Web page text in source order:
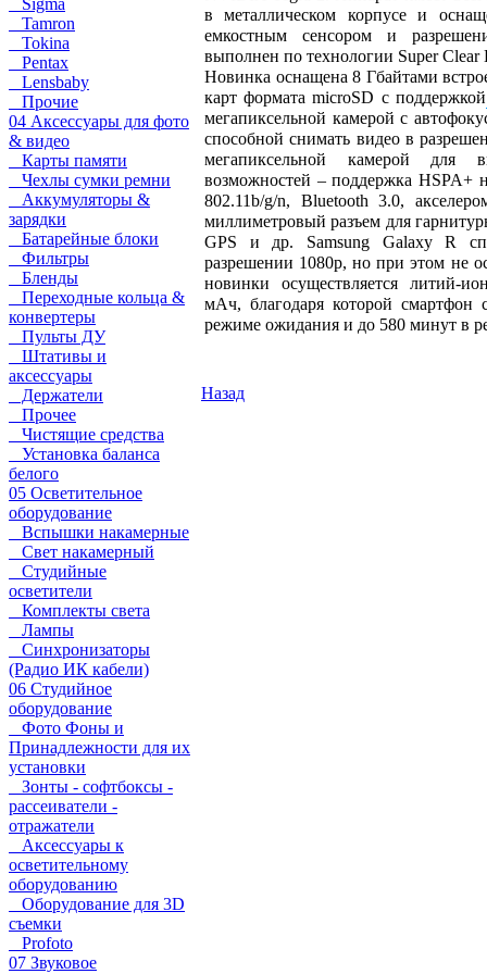
Sigma
Tamron
Tokina
Pentax
Lensbaby
Прочие
04 Аксессуары для фото
& видео
Карты памяти
Чехлы сумки ремни
Аккумуляторы &
зарядки
Батарейные блоки
Фильтры
Бленды
Переходные кольца &
конвертеры
Пульты ДУ
Штативы и
аксессуары
Держатели
Прочее
Чистящие средства
Установка баланса
белого
05 Осветительное
оборудование
Вспышки накамерные
Свет накамерный
Студийные
осветители
Комплекты света
Лампы
Синхронизаторы
(Радио ИК кабели)
06 Студийное
оборудование
Фото Фоны и
Принадлежности для их
установки
Зонты - софтбоксы -
рассеиватели -
отражатели
Аксессуары к
осветительному
оборудованию
Оборудование для 3D
съемки
Profoto
07 Звуковое
в металлическом корпусе и
емкостным сенсором и
выполнен по технологии Super Clear
Новинка оснащена 8 Гбайтами
карт формата microSD с поддержкой
мегапиксельной камерой с
способной снимать видео в
мегапиксельной камерой для
возможностей – поддержка HSPA+
802.11b/g/n, Bluetooth 3.0,
миллиметровый разъем для
GPS и др. Samsung Galaxy R
разрешении 1080p, но при этом не
новинки осуществляется литий-
мАч, благодаря которой смартфон
режиме ожидания и до 580 минут в
Назад